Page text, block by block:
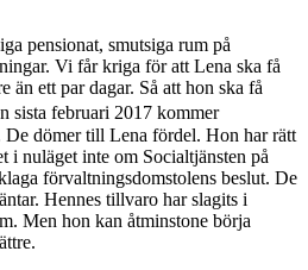
pensionat, smutsiga rum på
Vi får kriga för att Lena ska få
än ett par dagar. Så att hon ska få
februari 2017 kommer
dömer till Lena fördel. Hon har rätt
i nuläget inte om Socialtjänsten på
förvaltningsdomstolens beslut. De
Hennes tillvaro har slagits i
Men hon kan åtminstone börja